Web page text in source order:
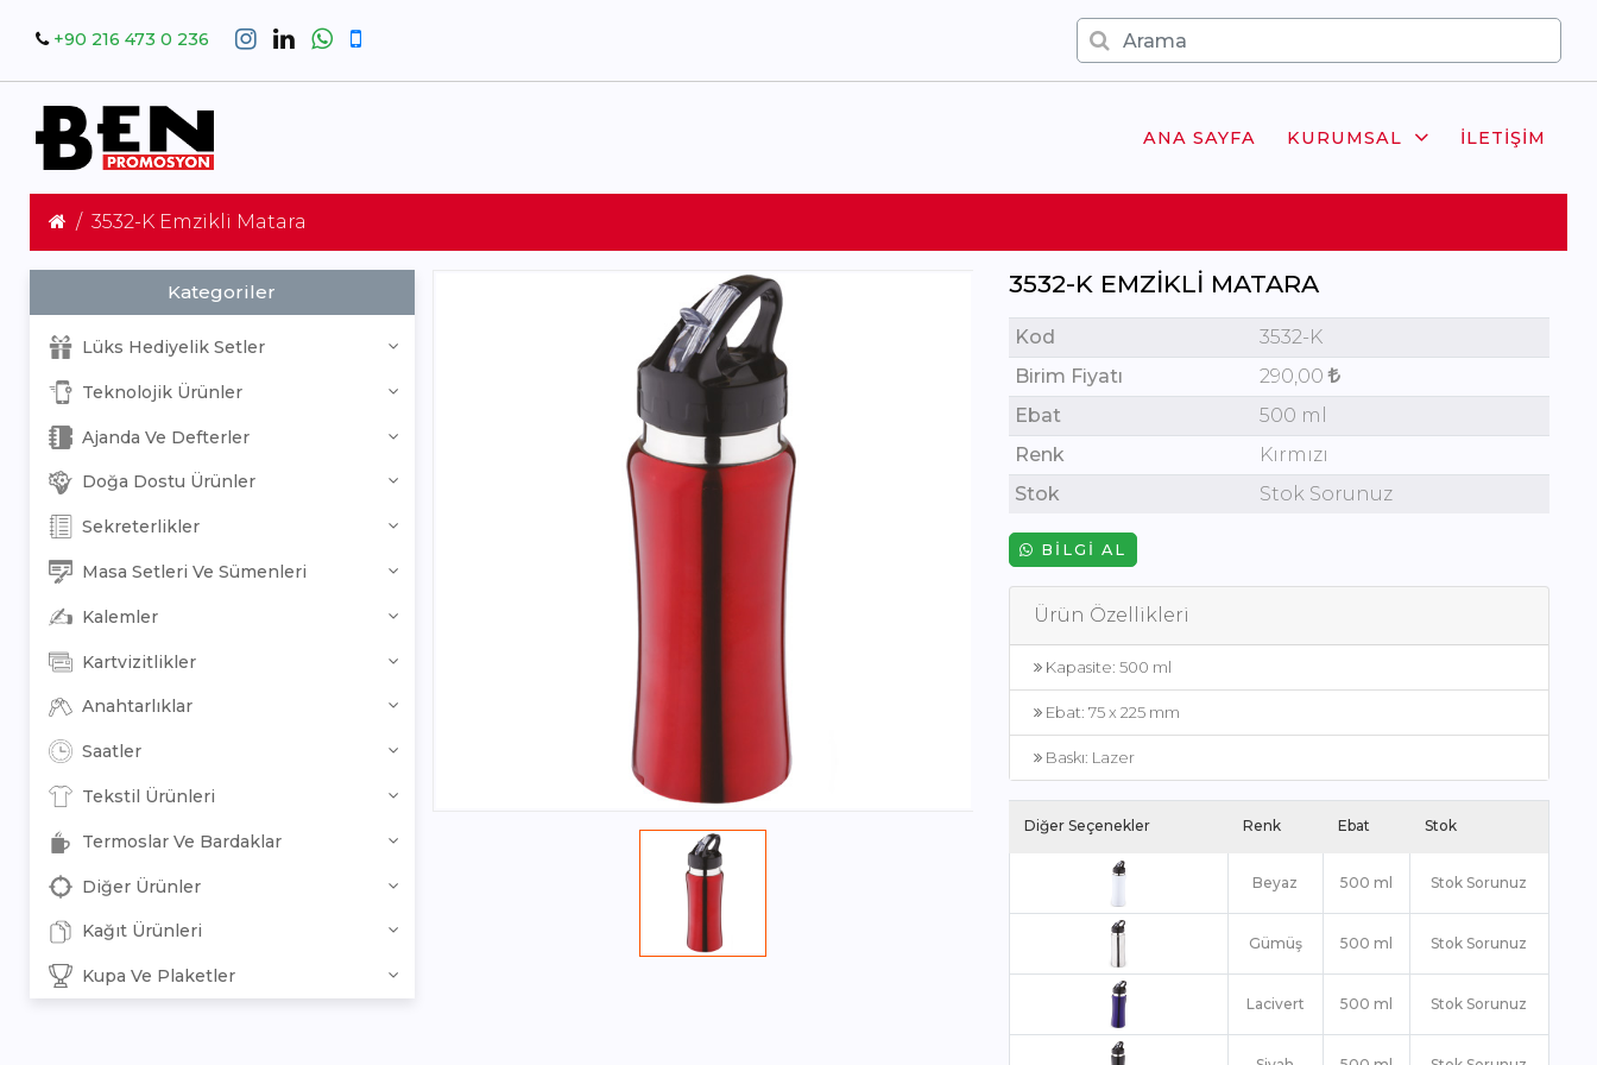
+90 216 473 0 236
ANA SAYFA KURUMSAL İLETIŞIM
3532-K Emzikli Matara
Kategoriler
Lüks Hediyelik Setler
Teknolojik Ürünler
Ajanda Ve Defterler
Doğa Dostu Ürünler
Sekreterlikler
Masa Setleri Ve Sümenleri
Kalemler
Kartvizitlikler
Anahtarlıklar
Saatler
Tekstil Ürünleri
Termoslar Ve Bardaklar
Diğer Ürünler
Kağıt Ürünleri
Kupa Ve Plaketler
3532-K EMZIKLI MATARA
Kod
3532-K
Birim Fiyatı
290,00
Ebat
500 ml
Renk
Kırmızı
Stok
Stok Sorunuz
BILGI AL
Ürün Özellikleri
Kapasite: 500 ml
Ebat: 75 x 225 mm
Baskı: Lazer
Diğer Seçenekler Renk Ebat Stok
Beyaz 500 ml Stok Sorunuz
Gümüş 500 ml Stok Sorunuz
Lacivert 500 ml Stok Sorunuz